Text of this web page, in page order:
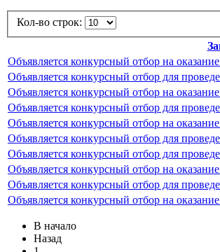
Кол-во строк:
Объявляется конкурсный отбор на
Объявляется конкурсный отбор для
Объявляется конкурсный отбор на
Объявляется конкурсный отбор для
Объявляется конкурсный отбор на
Объявляется конкурсный отбор для
Объявляется конкурсный отбор для
Объявляется конкурсный отбор на
Объявляется конкурсный отбор для
Объявляется конкурсный отбор на
В начало
Назад